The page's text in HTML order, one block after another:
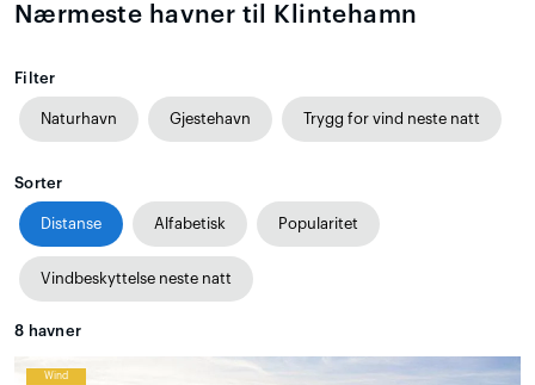
Nærmeste havner til Klintehamn
Filter
Naturhavn Gjestehavn Trygg for vind neste natt
Sorter
Distanse Alfabetisk Popularitet
Vindbeskyttelse neste natt
8 havner
Wind